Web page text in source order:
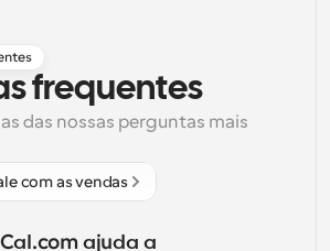
frequentes
das nossas perguntas mais
com as vendas
ajuda a